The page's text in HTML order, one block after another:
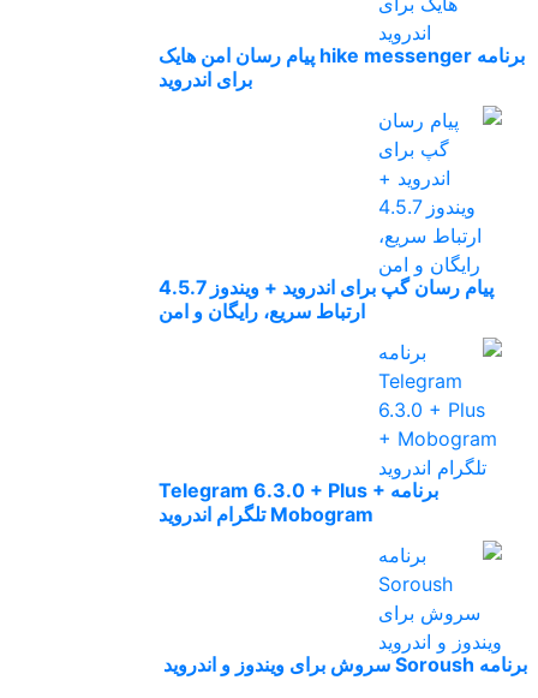
برنامه hike messenger پیام‌ رسان‌ امن هایک
برای اندروید
پیام رسان گپ برای اندروید + ویندوز 4.5.7
ارتباط سریع، رایگان و امن
برنامه Telegram 6.3.0 + Plus +
Mobogram تلگرام اندروید
برنامه Soroush سروش برای ویندوز و اندروید